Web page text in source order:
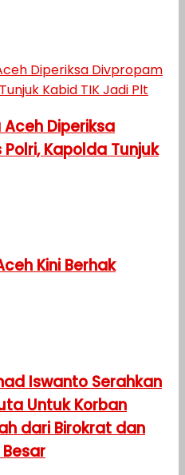
Diperiksa
Kapolda Tunjuk
Kini Berhak
Iswanto Serahkan
Untuk Korban
dari Birokrat dan